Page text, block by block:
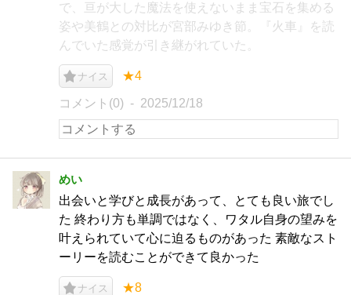
で、亘が大した魔法を使えないまま宝石を集める
姿や美鶴との対比が宮部みゆき節。『火車』を読
んでいた感覚が引き継がれていた。
ナイス ★4
コメント(0) 2025/12/18
めい
出会いと学びと成長があって、とても良い旅でし
た 終わり方も単調ではなく、ワタル自身の望みを
叶えられていて心に迫るものがあった 素敵なスト
ーリーを読むことができて良かった
ナイス ★8